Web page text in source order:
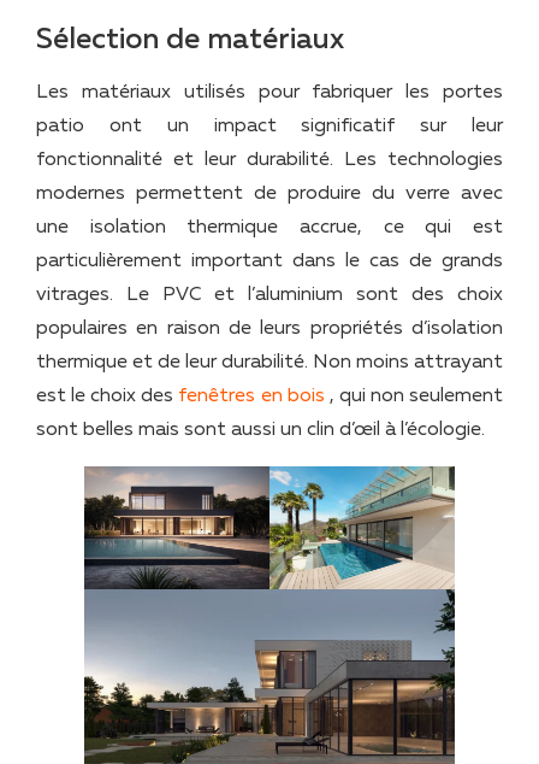
Sélection de matériaux
Les matériaux utilisés pour fabriquer les portes
patio ont un impact significatif sur leur
fonctionnalité et leur durabilité. Les technologies
modernes permettent de produire du verre avec
une isolation thermique accrue, ce qui est
particulièrement important dans le cas de grands
vitrages. Le PVC et l’aluminium sont des choix
populaires en raison de leurs propriétés d’isolation
thermique et de leur durabilité. Non moins attrayant
est le choix des fenêtres en bois , qui non seulement
sont belles mais sont aussi un clin d’œil à l’écologie.